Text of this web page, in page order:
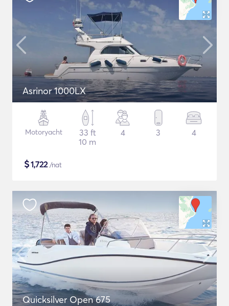
Asrinor 1000LX
Motoryacht
33 ft
10 m
4 3 4
$1,722/nat
Quicksilver Open 675